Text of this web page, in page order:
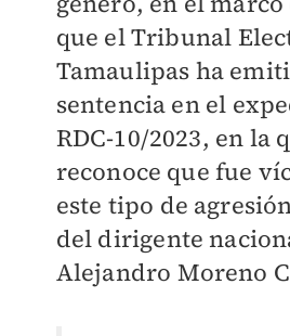
que el Tribunal
Tamaulipas ha
sentencia en el
RDC-10/2023, en la
reconoce que fue
este tipo de
del dirigente
Alejandro Moreno